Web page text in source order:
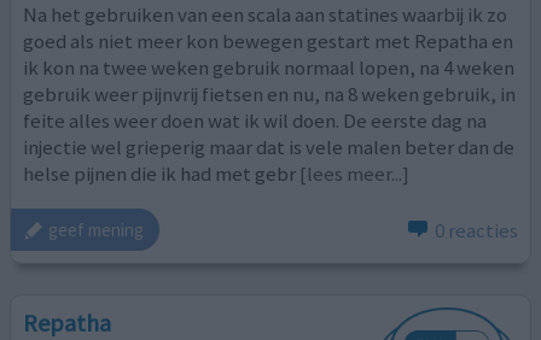
Na het gebruiken van een scala aan statines waarbij ik zo
goed als niet meer kon bewegen gestart met Repatha en
ik kon na twee weken gebruik normaal lopen, na 4 weken
gebruik weer pijnvrij fietsen en nu, na 8 weken gebruik, in
feite alles weer doen wat ik wil doen. De eerste dag na
injectie wel grieperig maar dat is vele malen beter dan de
helse pijnen die ik had met gebr [lees meer...]
geef mening 0 reacties
Repatha